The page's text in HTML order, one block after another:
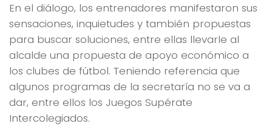
En el diálogo, los entrenadores manifestaron sus
sensaciones, inquietudes y también propuestas
para buscar soluciones, entre ellas llevarle al
alcalde una propuesta de apoyo económico a
los clubes de fútbol. Teniendo referencia que
algunos programas de la secretaría no se va a
dar, entre ellos los Juegos Supérate
Intercolegiados.